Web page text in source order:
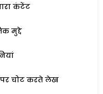
कंटेंट
मुद्दे
चोट करते लेख